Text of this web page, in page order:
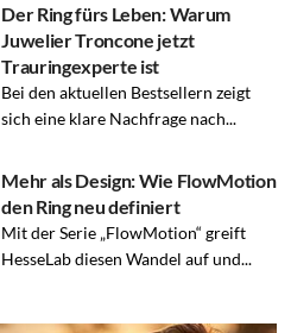
Der Ring fürs Leben: Warum
Juwelier Troncone jetzt
Trauringexperte ist
Bei den aktuellen Bestsellern zeigt
sich eine klare Nachfrage nach...
Mehr als Design: Wie FlowMotion
den Ring neu definiert
Mit der Serie „FlowMotion“ greift
HesseLab diesen Wandel auf und...